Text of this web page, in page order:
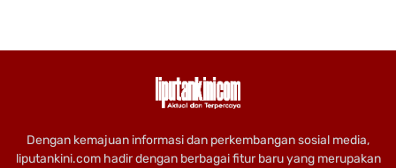
Dengan kemajuan informasi dan perkembangan sosial media,
liputankini.com hadir dengan berbagai fitur baru yang merupakan